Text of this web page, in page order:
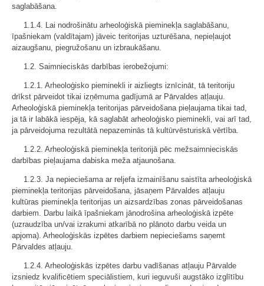
saglabāšana.
1.1.4. Lai nodrošinātu arheoloģiskā pieminekļa saglabāšanu,
īpašniekam (valdītajam) jāveic teritorijas uzturēšana, nepieļaujot
aizaugšanu, piegružošanu un izbraukāšanu.
1.2. Saimnieciskās darbības ierobežojumi:
1.2.1. Arheoloģisko pieminekli ir aizliegts iznīcināt, tā teritoriju
drīkst pārveidot tikai izņēmuma gadījumā ar Pārvaldes atļauju.
Arheoloģiskā pieminekļa teritorijas pārveidošana pieļaujama tikai tad,
ja tā ir labākā iespēja, kā saglabāt arheoloģisko pieminekli, vai arī tad,
ja pārveidojuma rezultātā nepazeminās tā kultūrvēsturiskā vērtība.
1.2.2. Arheoloģiskā pieminekļa teritorijā pēc mežsaimnieciskās
darbības pieļaujama dabiska meža atjaunošana.
1.2.3. Ja nepieciešama ar reljefa izmainīšanu saistīta arheoloģiskā
pieminekļa teritorijas pārveidošana, jāsaņem Pārvaldes atļauju
kultūras pieminekļa teritorijas un aizsardzības zonas pārveidošanas
darbiem. Darbu laikā īpašniekam jānodrošina arheoloģiskā izpēte
(uzraudzība un/vai izrakumi atkarībā no plānoto darbu veida un
apjoma). Arheoloģiskās izpētes darbiem nepieciešams saņemt
Pārvaldes atļauju.
1.2.4. Arheoloģiskās izpētes darbu vadīšanas atļauju Pārvalde
izsniedz kvalificētiem speciālistiem, kuri ieguvuši augstāko izglītību